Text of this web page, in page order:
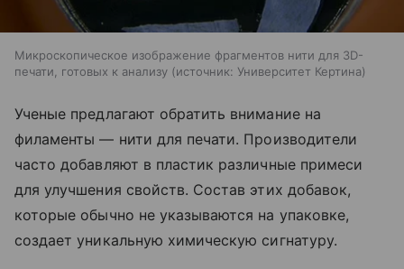
Микроскопическое изображение фрагментов нити для 3D-
печати, готовых к анализу
источник: Университет Кертина
Ученые предлагают обратить внимание на
филаменты — нити для печати. Производители
часто добавляют в пластик различные примеси
для улучшения свойств. Состав этих добавок,
которые обычно не указываются на упаковке,
создает уникальную химическую сигнатуру.